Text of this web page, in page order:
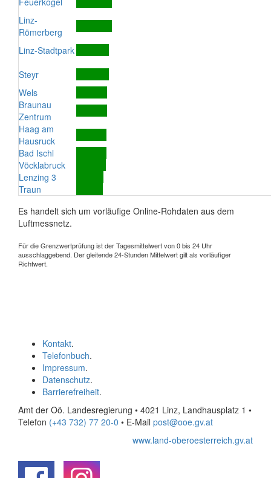
Linz-
Römerberg
Linz-Stadtpark
Steyr
Wels
Braunau
Zentrum
Haag am
Hausruck
Bad Ischl
Vöcklabruck
Lenzing 3
Traun
Es handelt sich um vorläufige Online-Rohdaten aus dem
Luftmessnetz.
Für die Grenzwertprüfung ist der Tagesmittelwert von 0 bis 24 Uhr
ausschlaggebend. Der gleitende 24-Stunden Mittelwert gilt als vorläufiger
Richtwert.
Kontakt.
Telefonbuch.
Impressum.
Datenschutz.
Barrierefreiheit.
Amt der Oö. Landesregierung • 4021 Linz, Landhausplatz 1 •
Telefon (+43 732) 77 20-0 • E-Mail post@ooe.gv.at
www.land-oberoesterreich.gv.at